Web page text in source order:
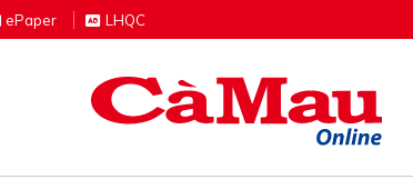
ePaper LHQC